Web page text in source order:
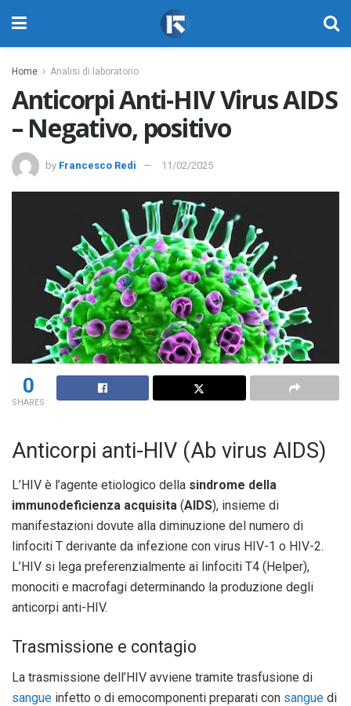
Home Analisi di laboratorio
Anticorpi Anti-HIV Virus AIDS
– Negativo, positivo
by Francesco Redi 11/02/2025
0
SHARES
Anticorpi anti-HIV (Ab virus AIDS)
L’HIV è l’agente etiologico della sindrome della
immunodeficienza acquisita (AIDS), insieme di
manifestazioni dovute alla diminuzione del numero di
linfociti T derivante da infezione con virus HIV-1 o HIV-2.
L’HIV si lega preferenzialmente ai linfociti T4 (Helper),
monociti e macrofagi determinando la produzione degli
anticorpi anti-HIV.
Trasmissione e contagio
La trasmissione dell’HIV avviene tramite trasfusione di
sangue infetto o di emocomponenti preparati con sangue di